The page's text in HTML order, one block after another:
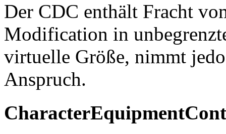
Der CDC enthält Fracht
Modification in
virtuelle Größe, nimmt
Anspruch.